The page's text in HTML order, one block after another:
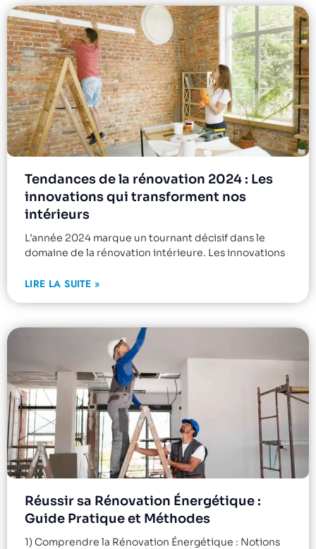
Tendances de la rénovation 2024 : Les
innovations qui transforment nos
intérieurs
L’année 2024 marque un tournant décisif dans le
domaine de la rénovation intérieure. Les innovations
LIRE LA SUITE »
Réussir sa Rénovation Énergétique :
Guide Pratique et Méthodes
1) Comprendre la Rénovation Énergétique : Notions